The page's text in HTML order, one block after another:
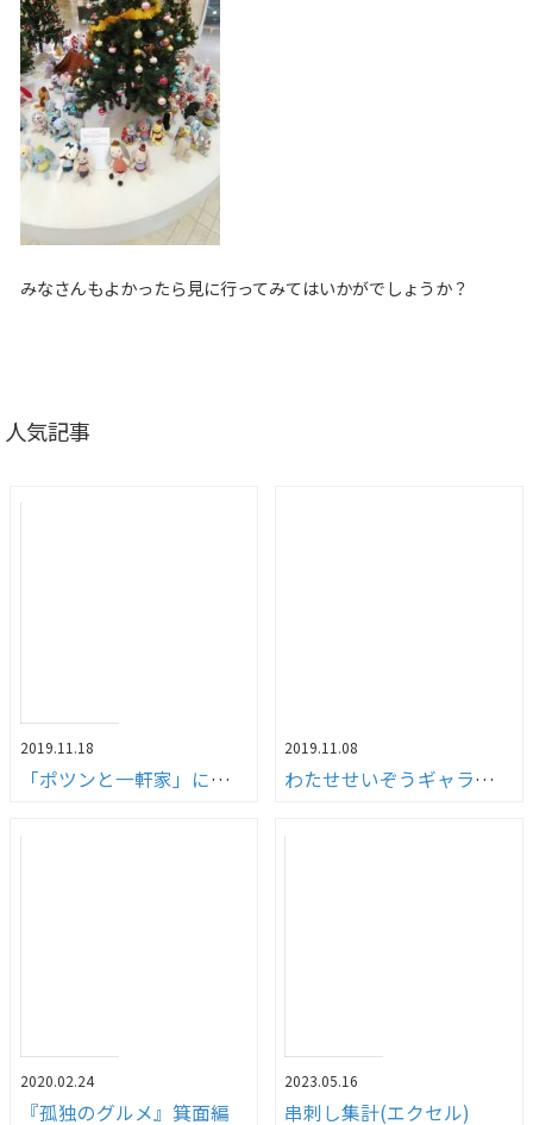
みなさんもよかったら見に行ってみてはいかがでしょうか？
人気記事
2019.11.18
「ポツンと一軒家」に故郷が登場！！
2019.11.08
わたせせいぞうギャラリー武庫之荘withダ・ヴィンチ」へ行ってきました！！
2020.02.24
『孤独のグルメ』箕面編
2023.05.16
串刺し集計(エクセル)